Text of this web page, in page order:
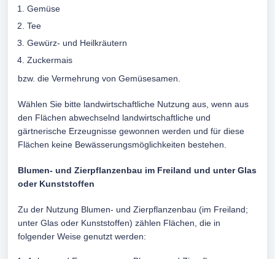
Gemüse
Tee
Gewürz- und Heilkräutern
Zuckermais
bzw. die Vermehrung von Gemüsesamen.
Wählen Sie bitte landwirtschaftliche Nutzung aus, wenn aus
den Flächen abwechselnd landwirtschaftliche und
gärtnerische Erzeugnisse gewonnen werden und für diese
Flächen keine Bewässerungsmöglichkeiten bestehen.
Blumen- und Zierpflanzenbau im Freiland und unter Glas
oder Kunststoffen
Zu der Nutzung Blumen- und Zierpflanzenbau (im Freiland;
unter Glas oder Kunststoffen) zählen Flächen, die in
folgender Weise genutzt werden: